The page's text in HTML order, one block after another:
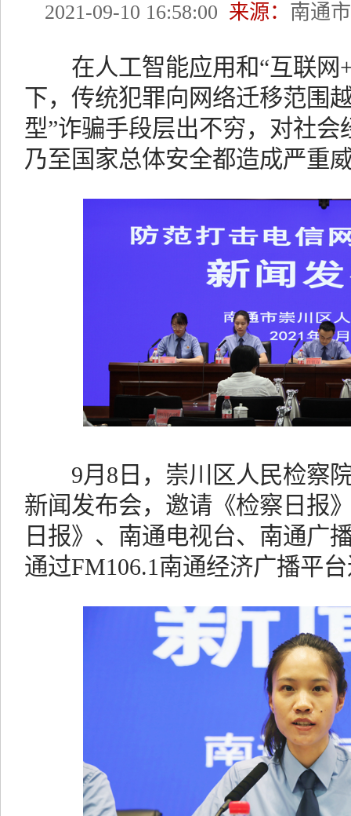
2021-09-10 16:58:00 来源： 南通
在人工智能应用和“互联网
下，传统犯罪向网络迁移范围
型”诈骗手段层出不穷，对社
乃至国家总体安全都造成严重
9月8日，崇川区人民检察院
新闻发布会，邀请《检察日报
日报》、南通电视台、南通广
通过FM106.1南通经济广播平